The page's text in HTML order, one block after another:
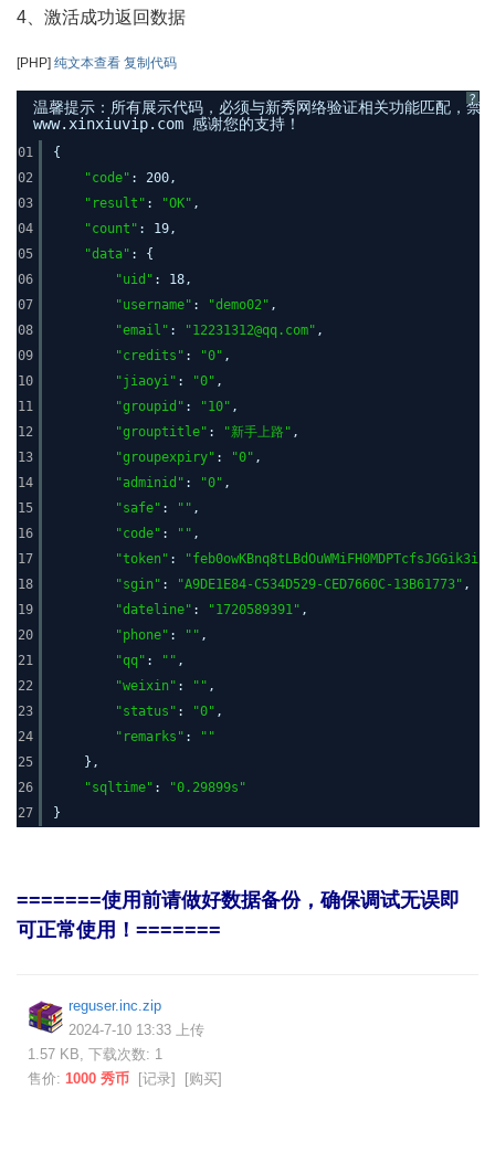
4、激活成功返回数据
[PHP] 纯文本查看 复制代码
?
温馨提示：所有展示代码，必须与新秀网络验证相关功能匹配，禁
www.xinxiuvip.com 感谢您的支持！
01
02
03
04
05
06
07
08
09
10
11
12
13
14
15
16
17
18
19
20
21
22
23
24
25
26
27
{
"code" : 200,
"result" : "OK" ,
"count" : 19,
"data" : {
"uid" : 18,
"username" : "demo02" ,
"email" : "12231312@qq.com" ,
"credits" : "0" ,
"jiaoyi" : "0" ,
"groupid" : "10" ,
"grouptitle" : "新手上路" ,
"groupexpiry" : "0" ,
"adminid" : "0" ,
"safe" : "" ,
"code" : "" ,
"token" :
"sgin" : "A9DE1E84-C534D529-CED7660C-13B61773" ,
"dateline" : "1720589391" ,
"phone" : "" ,
"qq" : "" ,
"weixin" : "" ,
"status" : "0" ,
"remarks" :
""
},
"sqltime" :
"0.29899s"
}
=======使用前请做好数据备份，确保调试无误即
可正常使用！=======
reguser.inc.zip
2024-7-10 13:33 上传
1.57 KB, 下载次数: 1
售价: 1000 秀币 [记录] [购买]